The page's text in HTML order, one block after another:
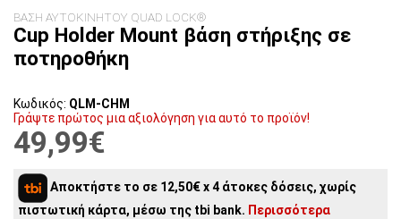
ΒΑΣΗ ΑΥΤΟΚΙΝΗΤΟΥ QUAD LOCK®
Cup Holder Mount βάση στήριξης σε
ποτηροθήκη
Κωδικός: QLM-CHM
Γράψτε πρώτος μια αξιολόγηση για αυτό το προϊόν!
49,99€
Αποκτήστε το σε 12,50€ x 4 άτοκες δόσεις, χωρίς
πιστωτική κάρτα, μέσω της tbi bank. Περισσότερα